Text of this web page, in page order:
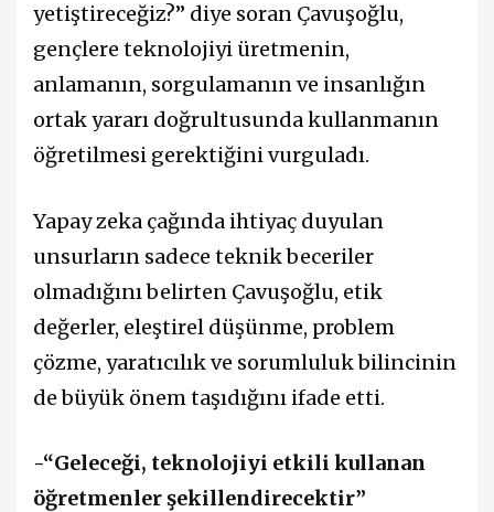
yetiştireceğiz?” diye soran Çavuşoğlu,
gençlere teknolojiyi üretmenin,
anlamanın, sorgulamanın ve insanlığın
ortak yararı doğrultusunda kullanmanın
öğretilmesi gerektiğini vurguladı.
Yapay zeka çağında ihtiyaç duyulan
unsurların sadece teknik beceriler
olmadığını belirten Çavuşoğlu, etik
değerler, eleştirel düşünme, problem
çözme, yaratıcılık ve sorumluluk bilincinin
de büyük önem taşıdığını ifade etti.
-“Geleceği, teknolojiyi etkili kullanan
öğretmenler şekillendirecektir”